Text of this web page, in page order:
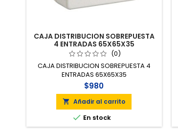
CAJA DISTRIBUCION SOBREPUESTA
4 ENTRADAS 65X65X35
(0)
CAJA DISTRIBUCION SOBREPUESTA 4
ENTRADAS 65X65X35
$980
 Añadir al carrito
 En stock